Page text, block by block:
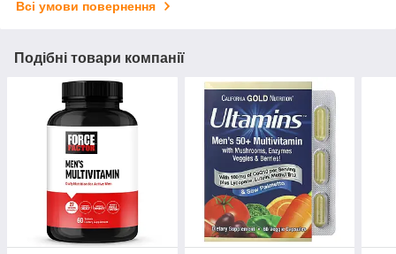
Всі умови повернення
Подібні товари компанії